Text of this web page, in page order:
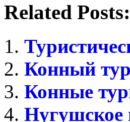
Related Posts:
Конный
Конные
Нугушское